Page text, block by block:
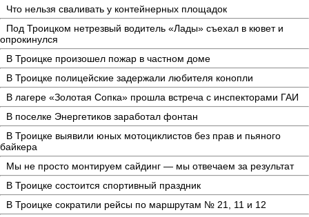
Что нельзя сваливать у контейнерных площадок
Под Троицком нетрезвый водитель «Лады» съехал в кювет и
опрокинулся
В Троицке произошел пожар в частном доме
В Троицке полицейские задержали любителя конопли
В лагере «Золотая Сопка» прошла встреча с инспекторами ГАИ
В поселке Энергетиков заработал фонтан
В Троицке выявили юных мотоциклистов без прав и пьяного
байкера
Мы не просто монтируем сайдинг — мы отвечаем за результат
В Троицке состоится спортивный праздник
В Троицке сократили рейсы по маршрутам № 21, 11 и 12